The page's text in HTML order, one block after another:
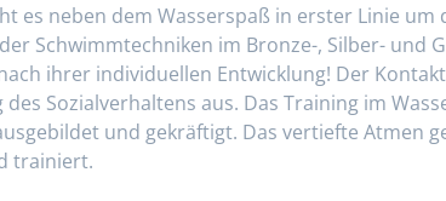
es neben dem Wasserspaß in erster Linie
Schwimmtechniken im Bronze-, Silber- und
ihrer individuellen Entwicklung! Der
Sozialverhaltens aus. Das Training im
und gekräftigt. Das vertiefte Atmen
trainiert.